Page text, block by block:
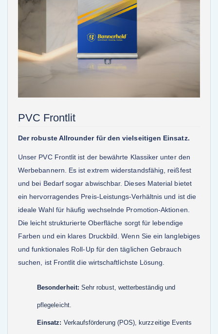
PVC Frontlit
Der robuste Allrounder für den vielseitigen Einsatz.
Unser PVC Frontlit ist der bewährte Klassiker unter den
Werbebannern. Es ist extrem widerstandsfähig, reißfest
und bei Bedarf sogar abwischbar. Dieses Material bietet
ein hervorragendes Preis-Leistungs-Verhältnis und ist die
ideale Wahl für häufig wechselnde Promotion-Aktionen.
Die leicht strukturierte Oberfläche sorgt für lebendige
Farben und ein klares Druckbild. Wenn Sie ein langlebiges
und funktionales Roll-Up für den täglichen Gebrauch
suchen, ist Frontlit die wirtschaftlichste Lösung.
Besonderheit: Sehr robust, wetterbeständig und
pflegeleicht.
Einsatz: Verkaufsförderung (POS), kurzzeitige Events